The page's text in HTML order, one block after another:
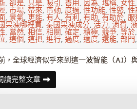
,卻是, 只是, 吸引,善用, 因為, 堪稱, 女性,
, 市場, 帶來, 帶動, 度過, 性功能, 性慾,性
, 景氣, 更能, 有人, 有利, 有助,有助於,
果凍哪裡買, 泰國果凍成分,活力,消費,
,當然,相信, 相關,確定,積極,競爭,等於
, 這個, 這把, 進行, 過度, 適度, 還能, 部門,
，全球經濟似乎來到這一波智能（AI）
讀完整文章用
微
創